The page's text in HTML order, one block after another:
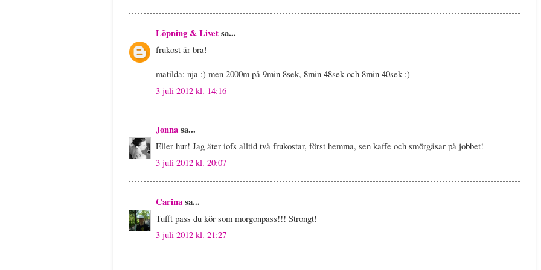
Löpning & Livetsa...
frukost är bra!
matilda: nja :) men 2000m på 9min 8sek, 8min 48sek och 8min 40sek :)
3 juli 2012 kl. 14:16
Jonnasa...
Eller hur! Jag äter iofs alltid två frukostar, först hemma, sen kaffe och smörgåsar på jobbet!
3 juli 2012 kl. 20:07
Carinasa...
Tufft pass du kör som morgonpass!!! Strongt!
3 juli 2012 kl. 21:27